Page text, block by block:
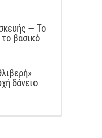
— Το
το βασικό
δάνειο